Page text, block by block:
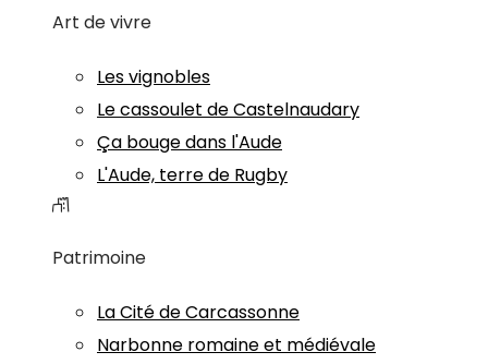
Art de vivre
Les vignobles
Le cassoulet de Castelnaudary
Ça bouge dans l'Aude
L'Aude, terre de Rugby
Patrimoine
La Cité de Carcassonne
Narbonne romaine et médiévale